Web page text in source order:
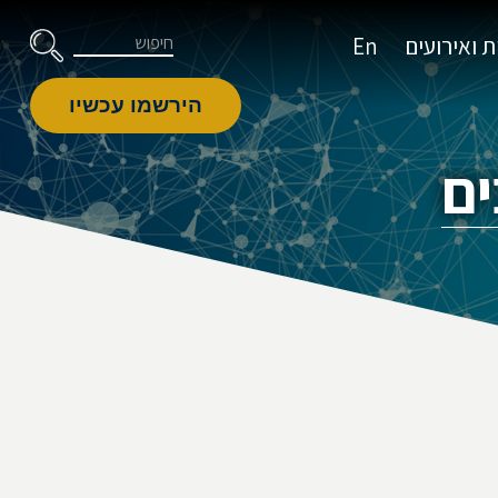
ואירועים En חיפוש
הירשמו עכשיו